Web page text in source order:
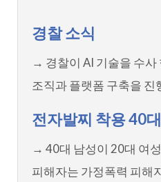
경찰 소식
→ 경찰이 AI 기술을 수사
조직과 플랫폼 구축을 진
전자발찌 착용 40
→ 40대 남성이 20대 여
피해자는 가정폭력 피해